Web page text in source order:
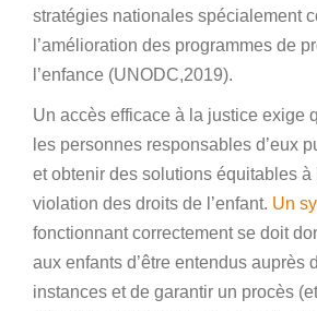
stratégies nationales spécialement
l’amélioration des programmes de
l’enfance (UNODC,2019).
Un accès efficace à la justice exige
les personnes responsables d’eux
et obtenir des solutions équitables à
violation des droits de l’enfant. Un
fonctionnant correctement se doit
aux enfants d’être entendus auprès
instances et de garantir un procès